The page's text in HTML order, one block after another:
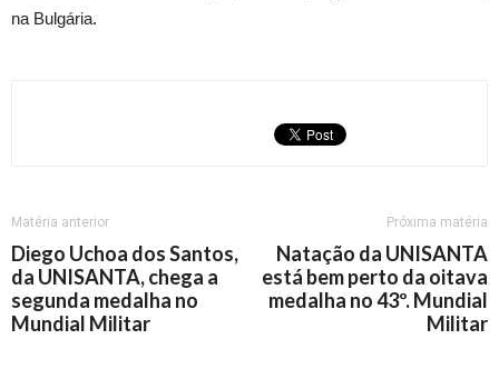
na Bulgária.
Matéria anterior
Diego Uchoa dos Santos,
da UNISANTA, chega a
segunda medalha no
Mundial Militar
Próxima matéria
Natação da UNISANTA
está bem perto da oitava
medalha no 43º. Mundial
Militar